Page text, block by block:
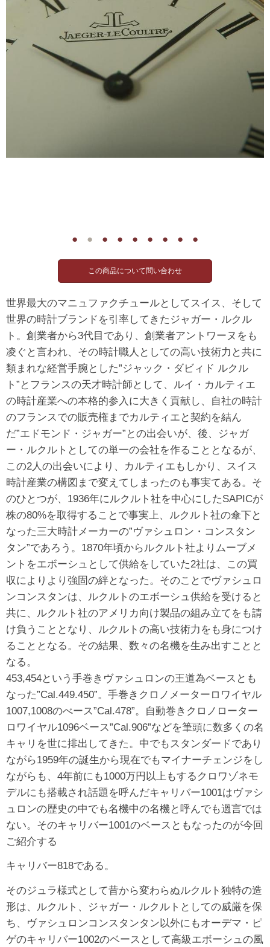
● ● ● ● ● ● ● ● ●
世界最大のマニュファクチュールとしてスイス、そして
世界の時計ブランドを引率してきたジャガー・ルクル
ト。創業者から3代目であり、創業者アントワーヌをも
凌ぐと言われ、その時計職人としての高い技術力と共に
類まれな経営手腕とした”ジャック・ダビィド ルクル
ト”とフランスの天才時計師として、ルイ・カルティエ
の時計産業への本格的参入に大きく貢献し、自社の時計
のフランスでの販売権までカルティエと契約を結ん
だ”エドモンド・ジャガー”との出会いが、後、ジャガ
ー・ルクルトとしての単一の会社を作ることとなるが、
この2人の出会いにより、カルティエもしかり、スイス
時計産業の構図まで変えてしまったのも事実てある。そ
のひとつが、1936年にルクルト社を中心にしたSAPICが
株の80%を取得することで事実上、ルクルト社の傘下と
なった三大時計メーカーの”ヴァシュロン・コンスタン
タン”であろう。1870年頃からルクルト社よりムーブメ
ントをエボーシュとして供給をしていた2社は、この買
収によりより強固の絆となった。そのことでヴァシュロ
ンコンスタンは、ルクルトのエボーシュ供給を受けると
共に、ルクルト社のアメリカ向け製品の組み立てをも請
け負うこととなり、ルクルトの高い技術力をも身につけ
ることとなる。その結果、数々の名機を生み出すことと
なる。
453,454という手巻きヴァシュロンの王道為ベースとも
なった”Cal.449.450”。手巻きクロノメーターロワイヤル
1007,1008のべース”Cal.478”。自動巻きクロノローター
ロワイヤル1096ベース”Cal.906”などを筆頭に数多くの名
キャリを世に排出してきた。中でもスタンダードであり
ながら1959年の誕生から現在でもマイナーチェンジをし
ながらも、4年前にも1000万円以上もするクロワゾネモ
デルにも搭載され話題を呼んだキャリバー1001はヴァシ
ュロンの歴史の中でも名機中の名機と呼んでも過言では
ない。そのキャリバー1001のベースともなったのが今回
ご紹介する
キャリバー818である。
そのジュラ様式として昔から変わらぬルクルト独特の造
形は、ルクルト、ジャガー・ルクルトとしての威厳を保
ち、ヴァシュロンコンスタンタン以外にもオーデマ・ピ
ゲのキャリバー1002のベースとして高級エボーシュの風